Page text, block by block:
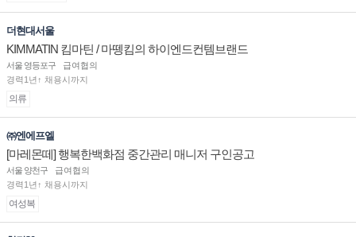
더현대서울
KIMMATIN 킴마틴 / 마뗑킴의 하이엔드컨템브랜드
서울 영등포구
급여협의
경력1년↑ 채용시까지
의류
㈜엔에프엘
[마레몬떼] 행복한백화점 중간관리 매니저 구인공고
서울 양천구
급여협의
경력1년↑ 채용시까지
여성복